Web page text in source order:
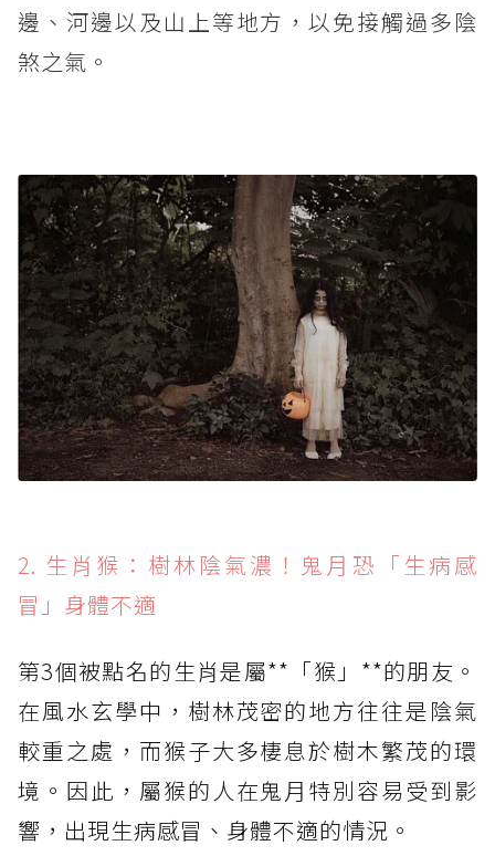
邊、河邊以及山上等地方，以免接觸過多陰
煞之氣。
2. 生肖猴：樹林陰氣濃！鬼月恐「生病感
冒」身體不適
第3個被點名的生肖是屬**「猴」**的朋友。
在風水玄學中，樹林茂密的地方往往是陰氣
較重之處，而猴子大多棲息於樹木繁茂的環
境。因此，屬猴的人在鬼月特別容易受到影
響，出現生病感冒、身體不適的情況。